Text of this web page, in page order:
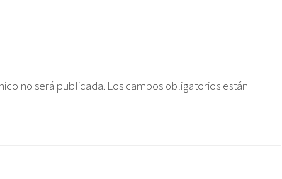
no será publicada. Los campos obligatorios están